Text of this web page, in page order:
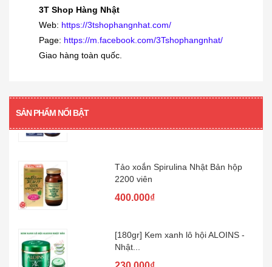
3T Shop Hàng Nhật
Web: https://3tshophangnhat.com/
Page: https://m.facebook.com/3Tshophangnhat/
Giao hàng toàn quốc.
SẢN PHẨM NỔI BẬT
Siro viêm - sổ mũi Muhi 120ml
160.000₫
2200 viên
Nhật...